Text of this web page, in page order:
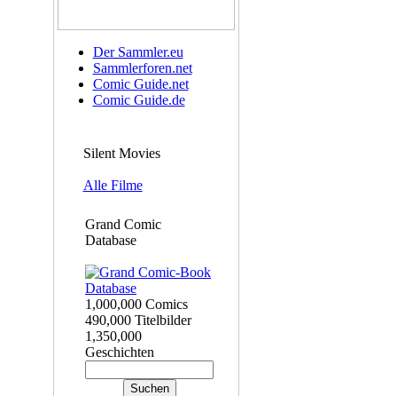
Der Sammler.eu
Sammlerforen.net
Comic Guide.net
Comic Guide.de
Silent Movies
Alle Filme
Grand Comic
Database
1,000,000 Comics
490,000 Titelbilder
1,350,000
Geschichten